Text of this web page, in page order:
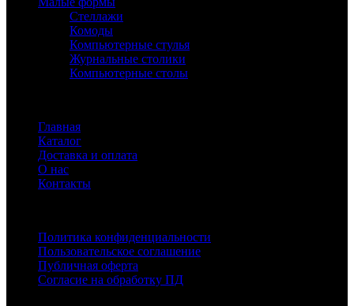
Стеллажи
Комоды
Компьютерные стулья
Журнальные столики
Компьютерные столы
Главная
Каталог
Доставка и оплата
О нас
Контакты
Политика конфиденциальности
Пользовательское соглашение
Публичная оферта
Согласие на обработку ПД